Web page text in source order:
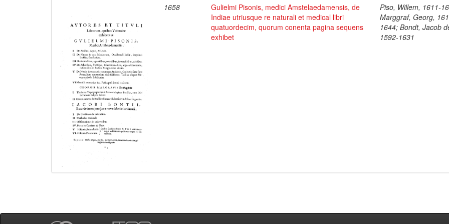
1658
Gulielmi Pisonis, medici Amstelaedamensis, de
Indiae utriusque re naturali et medical libri
quatuordecim, quorum conenta pagina sequens
exhibet
Piso, Willem, 1611-
Marggraf, Georg,
1644; Bondt, Jacob
1592-1631